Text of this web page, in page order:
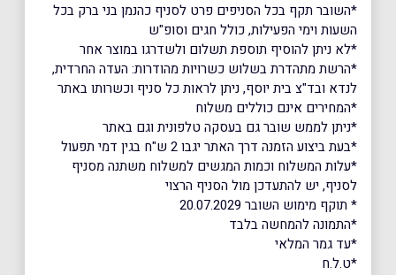
*השובר תקף בכל הסניפים פרט לסניף כהנמן בני ברק בכל
השעות וימי הפעילות, כולל חגים וסופ"ש
*לא ניתן להוסיף תוספת תשלום ולשדרגו במוצר אחר
*הרשת מתהדרת בשלוש כשרויות מהודרות: העדה החרדית,
לנדא ובד"צ בית יוסף, ניתן לראות כל סניף וכשרותו באתר
*המחירים אינם כוללים משלוח
*ניתן לממש שובר גם בעסקה טלפונית וגם באתר
*בעת ביצוע הזמנה דרך האתר יגבו 2 ש"ח בגין דמי תפעול
*עלות המשלוח וכמות המגשים למשלוח משתנה מסניף
לסניף, יש להתעדכן מול הסניף הרצוי
* תוקף מימוש השובר 20.07.2029
*התמונה להמחשה בלבד
*עד גמר המלאי
*ט.ל.ח